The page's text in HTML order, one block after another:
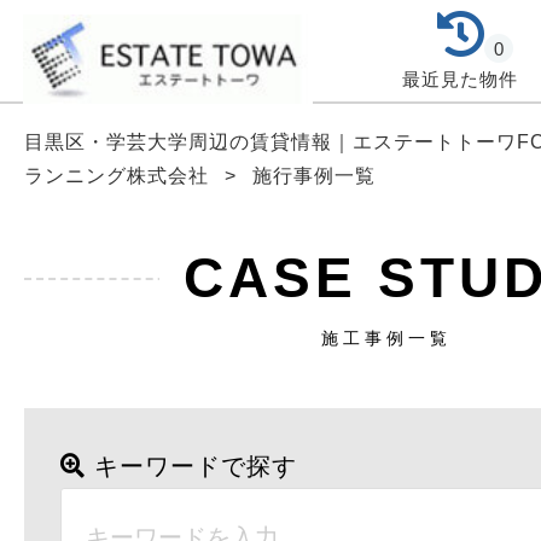
最近見た物件
0
目黒区・学芸大学周辺の賃貸情報｜エステートトーワ
ランニング株式会社
> 施行事例一覧
CASE
施工事例一覧
キーワードで探す